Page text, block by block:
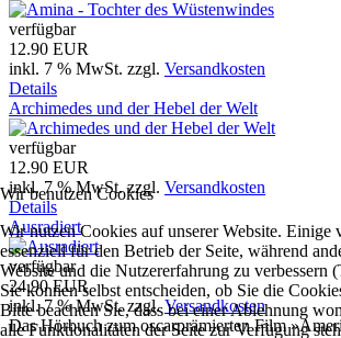
verfügbar
12.90 EUR
inkl. 7 % MwSt. zzgl. Versandkosten
Details
Archimedes und der Hebel der Welt
verfügbar
12.90 EUR
inkl. 7 % MwSt. zzgl. Versandkosten
Details
Ausradiert
verfügbar
24.90 EUR
inkl. 7 % MwSt. zzgl.Versandkosten
Das Hörbuch zum oscarprämierten Film
Wir benutzen Cookies
Wir nutzen Cookies auf unserer Website. Einige
essenziell für den Betrieb der Seite, während
Website und die Nutzererfahrung zu verbessern
Sie können selbst entscheiden, ob Sie die
Bitte beachten Sie, dass bei einer Ablehnung
alle Funktionalitäten der Seite zur Verfügung